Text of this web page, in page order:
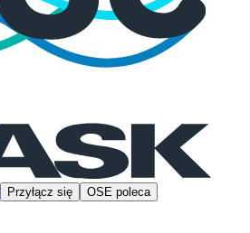
Przyłącz się
OSE poleca